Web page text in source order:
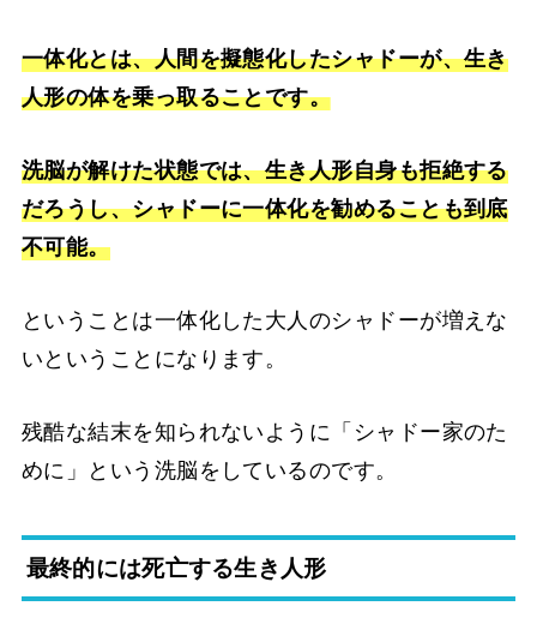
一体化とは、人間を擬態化したシャドーが、生き
人形の体を乗っ取ることです。
洗脳が解けた状態では、生き人形自身も拒絶する
だろうし、シャドーに一体化を勧めることも到底
不可能。
ということは一体化した大人のシャドーが増えな
いということになります。
残酷な結末を知られないように「シャドー家のた
めに」という洗脳をしているのです。
最終的には死亡する生き人形